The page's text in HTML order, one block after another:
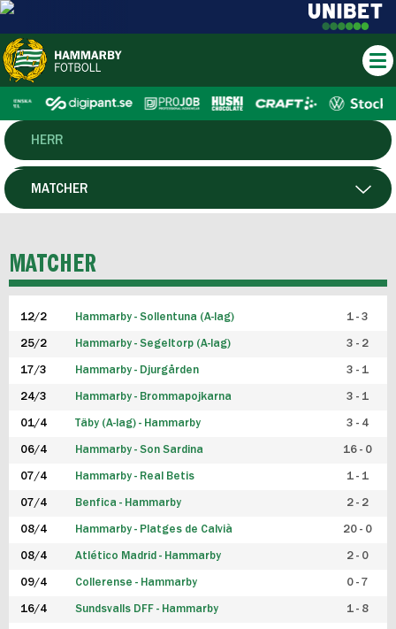
HERR
DAM
P19
F19
FUTSAL HERR
FUTSAL DAM
MATCHER
MATCHER
12/2 Hammarby - Sollentuna (A-lag) 1 - 3
25/2 Hammarby - Segeltorp (A-lag) 3 - 2
17/3 Hammarby - Djurgården 3 - 1
24/3 Hammarby - Brommapojkarna 3 - 1
01/4 Täby (A-lag) - Hammarby 3 - 4
06/4 Hammarby - Son Sardina 16 - 0
07/4 Hammarby - Real Betis 1 - 1
07/4 Benfica - Hammarby 2 - 2
08/4 Hammarby - Platges de Calvià 20 - 0
08/4 Atlético Madrid - Hammarby 2 - 0
09/4 Collerense - Hammarby 0 - 7
16/4 Sundsvalls DFF - Hammarby 1 - 8